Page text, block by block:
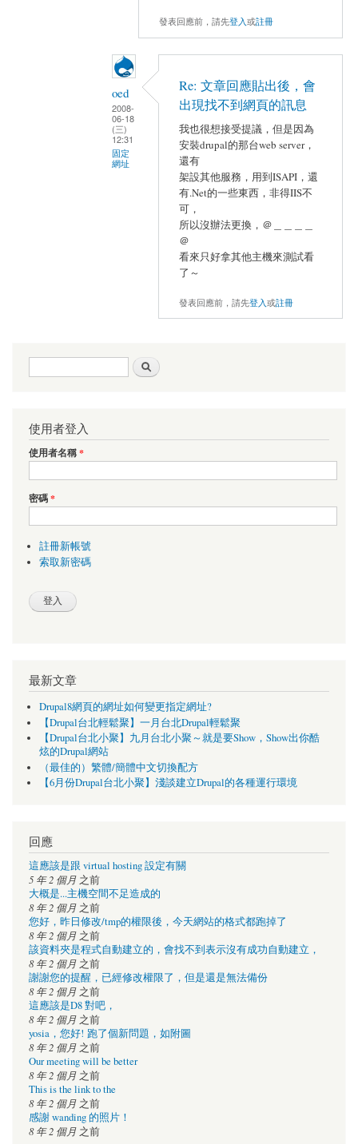
發表回應前，請先登入或註冊
oed
2008-
06-18
(三)
12:31
固定
網址
Re: 文章回應貼出後，會
出現找不到網頁的訊息
我也很想接受提議，但是因為
安裝drupal的那台web server，
還有
架設其他服務，用到ISAPI，還
有.Net的一些東西，非得IIS不
可，
所以沒辦法更換，＠＿＿＿＿
＠
看來只好拿其他主機來測試看
了～
發表回應前，請先登入或註冊
搜尋表單
使用者登入
使用者名稱*
密碼*
註冊新帳號
索取新密碼
最新文章
Drupal8網頁的網址如何變更指定網址?
【Drupal台北輕鬆聚】一月台北Drupal輕鬆聚
【Drupal台北小聚】九月台北小聚～就是要Show，Show出你酷
炫的Drupal網站
（最佳的）繁體/簡體中文切換配方
【6月份Drupal台北小聚】淺談建立Drupal的各種運行環境
回應
這應該是跟 virtual hosting 設定有關
5 年 2 個月 之前
大概是...主機空間不足造成的
8 年 2 個月 之前
您好，昨日修改/tmp的權限後，今天網站的格式都跑掉了
8 年 2 個月 之前
該資料夾是程式自動建立的，會找不到表示沒有成功自動建立，
8 年 2 個月 之前
謝謝您的提醒，已經修改權限了，但是還是無法備份
8 年 2 個月 之前
這應該是D8 對吧，
8 年 2 個月 之前
yosia，您好! 跑了個新問題，如附圖
8 年 2 個月 之前
Our meeting will be better
8 年 2 個月 之前
This is the link to the
8 年 2 個月 之前
感謝 wanding 的照片！
8 年 2 個月 之前